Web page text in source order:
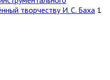
творчеству И. С. Баха 1